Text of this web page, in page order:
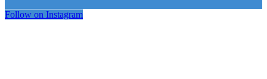
Follow on Instagram